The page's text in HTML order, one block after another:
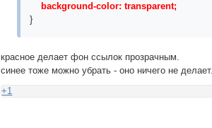
background-color: transparent;
}
красное делает фон ссылок прозрачным.
синее тоже можно убрать - оно ничего не делает.
+1